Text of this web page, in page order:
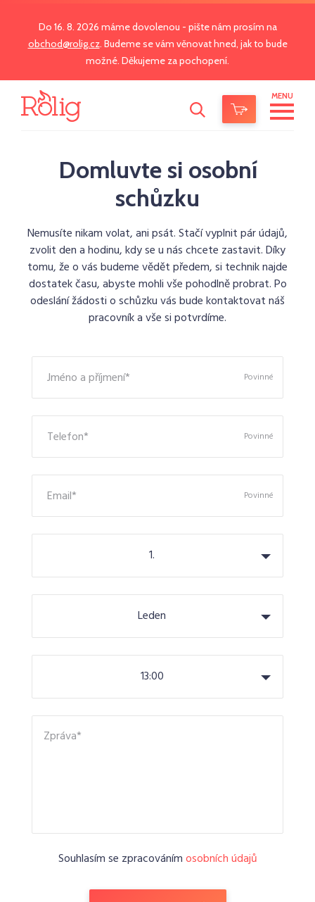
Do 16. 8. 2026 máme dovolenou - pište nám prosím na
obchod@rolig.cz. Budeme se vám věnovat hned, jak to bude
možné. Děkujeme za pochopení.
MENU
Domluvte si osobní
schůzku
Nemusíte nikam volat, ani psát. Stačí vyplnit pár údajů,
zvolit den a hodinu, kdy se u nás chcete zastavit. Díky
tomu, že o vás budeme vědět předem, si technik najde
dostatek času, abyste mohli vše pohodlně probrat. Po
odeslání žádosti o schůzku vás bude kontaktovat náš
pracovník a vše si potvrdíme.
Jméno a příjmení* Povinné
Telefon* Povinné
Email* Povinné
1.
Leden
13:00
Souhlasím se zpracovánímosobních údajů